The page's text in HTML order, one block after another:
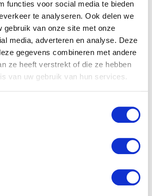
functies voor social media te bieden
te analyseren. Ook delen we
gebruik van onze site met onze
media, adverteren en analyse. Deze
gegevens combineren met andere
ze heeft verstrekt of die ze hebben
van uw gebruik van hun services.
Solliciteren